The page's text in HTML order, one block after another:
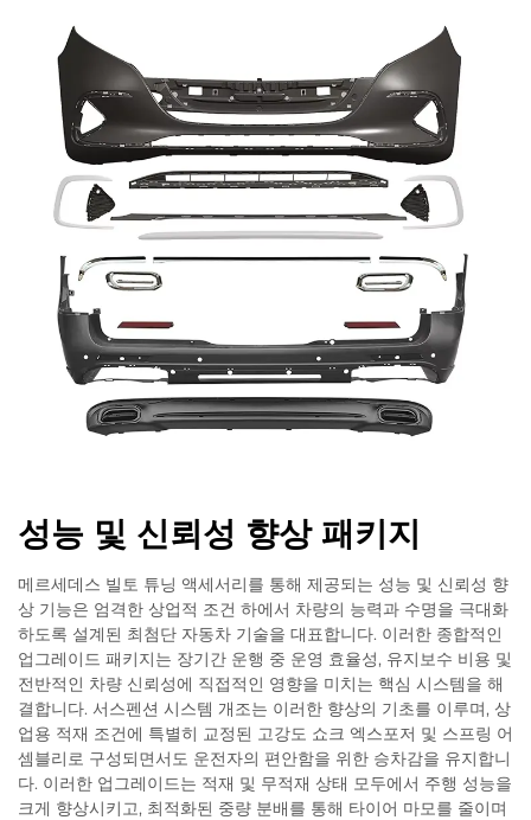
성능 및 신뢰성 향상 패키지
메르세데스 빌토 튜닝 액세서리를 통해 제공되는 성능 및 신뢰성 향
상 기능은 엄격한 상업적 조건 하에서 차량의 능력과 수명을 극대화
하도록 설계된 최첨단 자동차 기술을 대표합니다. 이러한 종합적인
업그레이드 패키지는 장기간 운행 중 운영 효율성, 유지보수 비용 및
전반적인 차량 신뢰성에 직접적인 영향을 미치는 핵심 시스템을 해
결합니다. 서스펜션 시스템 개조는 이러한 향상의 기초를 이루며, 상
업용 적재 조건에 특별히 교정된 고강도 쇼크 엑스포저 및 스프링 어
셈블리로 구성되면서도 운전자의 편안함을 위한 승차감을 유지합니
다. 이러한 업그레이드는 적재 및 무적재 상태 모두에서 주행 성능을
크게 향상시키고, 최적화된 중량 분배를 통해 타이어 마모를 줄이며